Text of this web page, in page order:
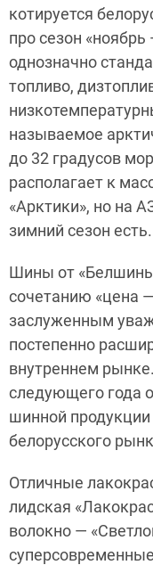
котируется
про сезон
однозначно
топливо,
называемое
до 32 градусов
располагает к
«Арктики», но на
зимний сезон есть.
Шины от
сочетанию «цена
заслуженным
постепенно
внутреннем
следующего года
шинной
белорусского
Отличные
лидская
волокно —